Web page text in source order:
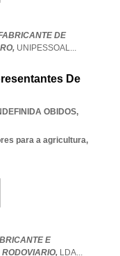
DE
UNIPESSOAL...
De
OBIDOS,
para a agricultura,
E
LDA...